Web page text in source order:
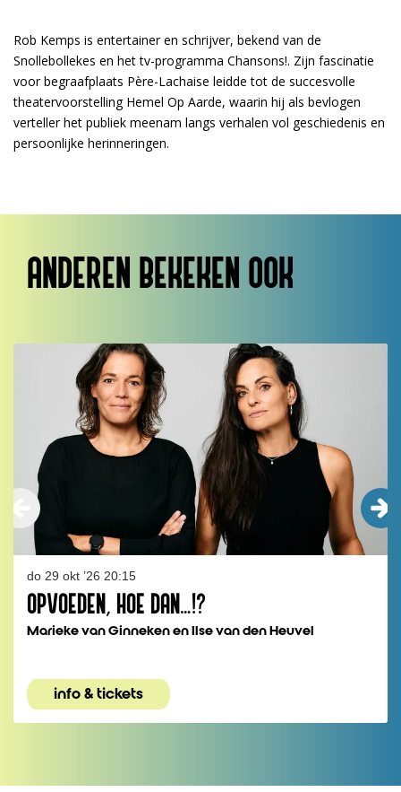
Rob Kemps is entertainer en schrijver, bekend van de
Snollebollekes en het tv-programma Chansons!. Zijn fascinatie
voor begraafplaats Père-Lachaise leidde tot de succesvolle
theatervoorstelling Hemel Op Aarde, waarin hij als bevlogen
verteller het publiek meenam langs verhalen vol geschiedenis en
persoonlijke herinneringen.
ANDEREN BEKEKEN OOK
OPVOEDEN, HOE DAN…!?
Marieke van Ginneken en Ilse van den Heuvel
do 29 okt ’26 20:15
info & tickets